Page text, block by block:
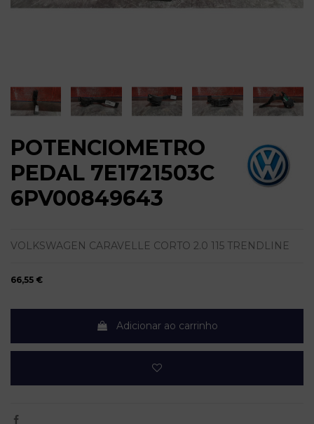
POTENCIOMETRO
PEDAL 7E1721503C
6PV00849643
VOLKSWAGEN CARAVELLE CORTO 2.0 115 TRENDLINE
66,55 €
Adicionar ao carrinho